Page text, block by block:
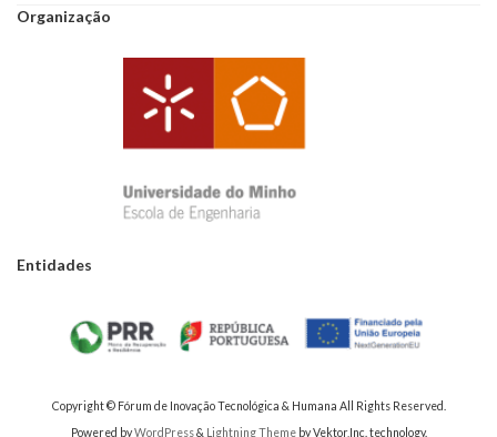
Organização
Entidades
Copyright © Fórum de Inovação Tecnológica & Humana All Rights Reserved.
Powered byWordPress& Lightning Themeby Vektor,Inc. technology.